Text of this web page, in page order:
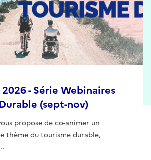
- Série Webinaires
(sept-nov)
propose de co-animer un
thème du tourisme durable,